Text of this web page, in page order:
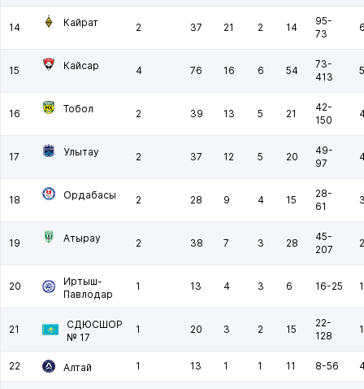
14 Кайрат 2 37 21 2 14
95-
73
15 Кайсар 4 76 16 6 54
73-
413
16 Тобол 2 39 13 5 21
42-
150
17 Улытау 2 37 12 5 20
49-
97
18 Ордабасы 2 28 9 4 15
28-
61
19 Атырау 2 38 7 3 28
45-
207
20
Иртыш-
Павлодар
1 13 4 3 6 16-25
21
СДЮСШОР
№ 17
1 20 3 2 15
22-
128
22 Алтай 1 13 1 1 11 8-56